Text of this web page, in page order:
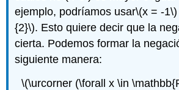
ejemplo, podríamos usar\(x = -1\)
{2}\). Esto quiere decir que la
cierta. Podemos formar la
siguiente manera:
\(\urcorner (\forall x \in